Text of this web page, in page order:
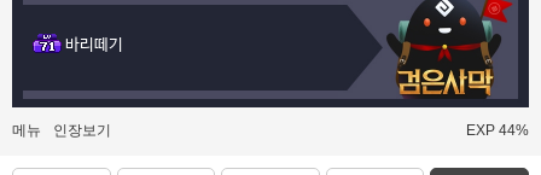
바리떼기
메뉴 인장보기 EXP 44%